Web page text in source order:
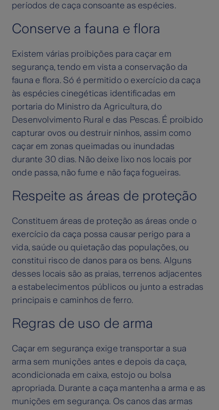
períodos de caça consoante as espécies.
Conserve a fauna e flora
Existem várias proibições para caçar em
segurança, tendo em vista a conservação da
fauna e flora. Só é permitido o exercício da caça
às espécies cinegéticas identificadas em
portaria do Ministro da Agricultura, do
Desenvolvimento Rural e das Pescas. É proibido
capturar ovos ou destruir ninhos, assim como
caçar em zonas queimadas ou inundadas
durante 30 dias. Não deixe lixo nos locais por
onde passa, não fume e não faça fogueiras.
Respeite as áreas de proteção
Constituem áreas de proteção as áreas onde o
exercício da caça possa causar perigo para a
vida, saúde ou quietação das populações, ou
constitui risco de danos para os bens. Alguns
desses locais são as praias, terrenos adjacentes
a estabelecimentos públicos ou junto a estradas
principais e caminhos de ferro.
Regras de uso de arma
Caçar em segurança exige transportar a sua
arma sem munições antes e depois da caça,
acondicionada em caixa, estojo ou bolsa
apropriada. Durante a caça mantenha a arma e as
munições em segurança. Os canos das armas